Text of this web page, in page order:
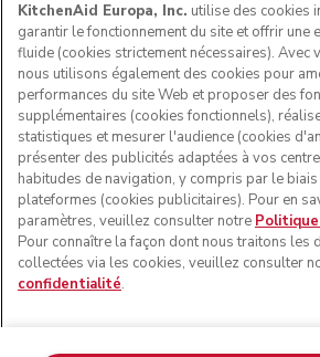
SUIVEZ-NOUS
forme du robot pâtissier
KitchenAid Europa, Inc. utilise des cookies
garantir le fonctionnement du site et offrir une
fluide (cookies strictement nécessaires). Avec
nous utilisons également des cookies pour
performances du site Web et proposer des
supplémentaires (cookies fonctionnels),
statistiques et mesurer l'audience (cookies
présenter des publicités adaptées à vos
habitudes de navigation, y compris par le
plateformes (cookies publicitaires). Pour en
paramètres, veuillez consulter notre
Pour connaître la façon dont nous traitons les
collectées via les cookies, veuillez consulter
confidentialité.